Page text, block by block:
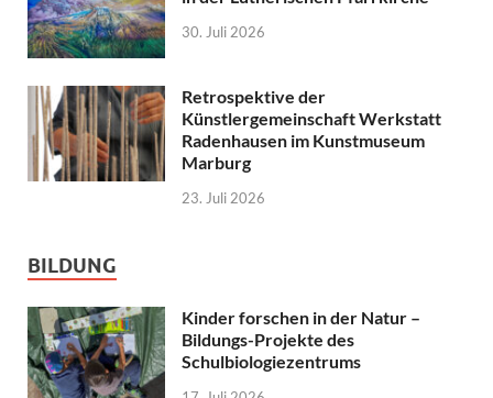
30. Juli 2026
Retrospektive der
Künstlergemeinschaft Werkstatt
Radenhausen im Kunstmuseum
Marburg
23. Juli 2026
BILDUNG
Kinder forschen in der Natur –
Bildungs-Projekte des
Schulbiologiezentrums